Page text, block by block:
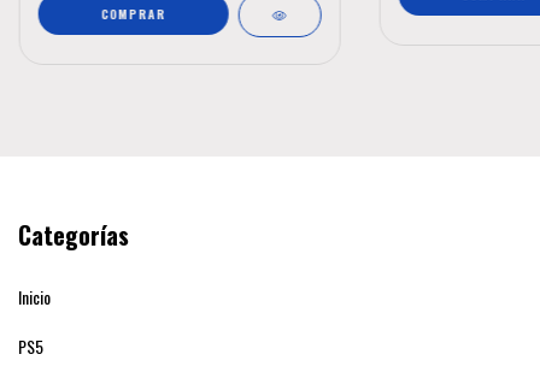
COMPRAR
Categorías
Inicio
PS5